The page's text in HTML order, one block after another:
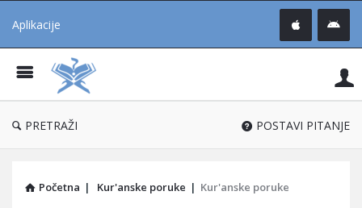
Aplikacije
®
PRETRAŽI POSTAVI PITANJE
Početna | Kur'anske poruke | Kur'anske poruke